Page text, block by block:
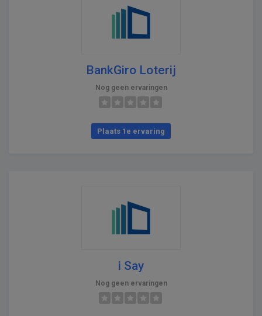
BankGiro Loterij
Nog geen ervaringen
Plaats 1e ervaring
i Say
Nog geen ervaringen